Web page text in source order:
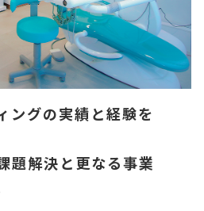
ングの実績と経験を
題解決と更なる事業